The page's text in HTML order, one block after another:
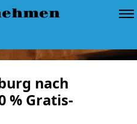
nach
% Gratis-